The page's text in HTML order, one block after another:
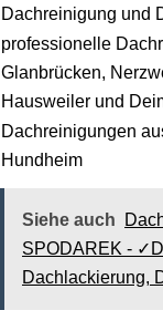
Dachreinigung und
professionelle
Glanbrücken,
Hausweiler und
Dachreinigungen
Hundheim
Siehe auch
SPODAREK -
Dachlackierung,